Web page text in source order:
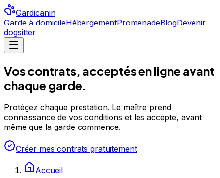
Gardicanin
Garde à domicileHébergementPromenadeBlogDevenir
dogsitter
Vos contrats, acceptés en ligne avant
chaque garde.
Protégez chaque prestation. Le maître prend
connaissance de vos conditions et les accepte, avant
même que la garde commence.
Créer mes contrats gratuitement
Accueil